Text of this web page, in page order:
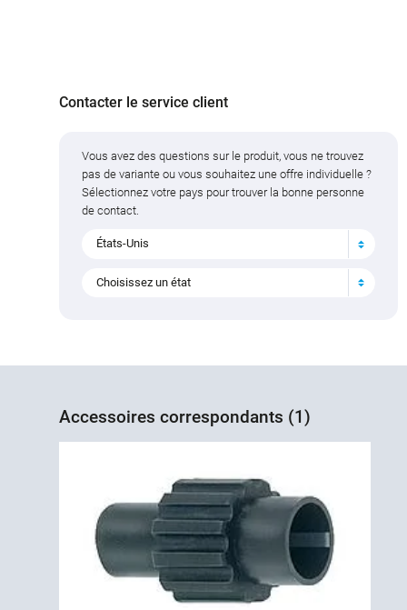
Contacter le service client
Vous avez des questions sur le produit, vous ne trouvez
pas de variante ou vous souhaitez une offre individuelle ?
Sélectionnez votre pays pour trouver la bonne personne
de contact.
États-Unis
Choisissez un état
Accessoires correspondants (1)